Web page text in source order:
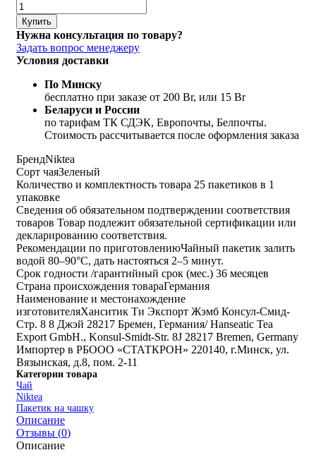
Купить
Нужна консультация по товару?
Задать вопрос менеджеру
Условия доставки
По Минску
бесплатно при заказе от 200 Br, или 15 Br
Беларуси и России
по тарифам ТК СДЭК, Европочты, Белпочты.
Стоимость рассчитывается после оформления заказа
БрендNiktea
Сорт чаяЗеленый
Количество и комплектность товара 25 пакетиков в 1
упаковке
Сведения об обязательном подтверждении соответствия
товаров Товар подлежит обязательной сертификации или
декларированию соответствия.
Рекомендации по приготовлениюЧайный пакетик залить
водой 80–90°C, дать настояться 2–5 минут.
Срок годности /гарантийный срок (мес.) 36 месяцев
Страна происхождения товараГермания
Наименование и местонахождение
изготовителяХанситик Ти Экспорт Жэмб Консул-Смид-
Стр. 8 8 Джэй 28217 Бремен, Германия/ Hanseatic Tea
Export GmbH., Konsul-Smidt-Str. 8J 28217 Bremen, Germany
Импортер в РБООО «СТАТКРОН» 220140, г.Минск, ул.
Вязынская, д.8, пом. 2-11
Категории товара
Чай
Niktea
Пакетик на чашку
Описание
Отзывы (0)
Описание